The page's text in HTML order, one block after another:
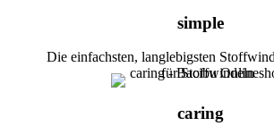
simple
Die einfachsten, langlebigsten
caring